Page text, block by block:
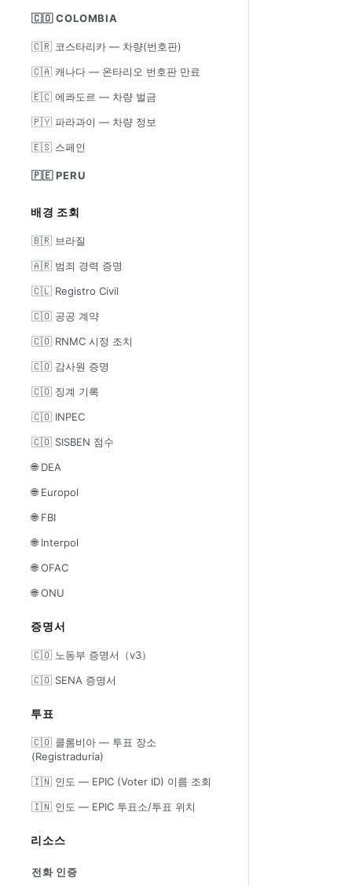
🇨🇴 COLOMBIA
🇨🇷 코스타리카 — 차량(번호판)
🇨🇦 캐나다 — 온타리오 번호판 만료
🇪🇨 에콰도르 — 차량 벌금
🇵🇾 파라과이 — 차량 정보
🇪🇸 스페인
🇵🇪 PERU
배경 조회
🇧🇷 브라질
🇦🇷 범죄 경력 증명
🇨🇱 Registro Civil
🇨🇴 공공 계약
🇨🇴 RNMC 시정 조치
🇨🇴 감사원 증명
🇨🇴 징계 기록
🇨🇴 INPEC
🇨🇴 SISBEN 점수
🌐 DEA
🌐 Europol
🌐 FBI
🌐 Interpol
🌐 OFAC
🌐 ONU
증명서
🇨🇴 노동부 증명서（v3）
🇨🇴 SENA 증명서
투표
🇨🇴 콜롬비아 — 투표 장소
(Registraduría)
🇮🇳 인도 — EPIC (Voter ID) 이름 조회
🇮🇳 인도 — EPIC 투표소/투표 위치
리소스
전화 인증